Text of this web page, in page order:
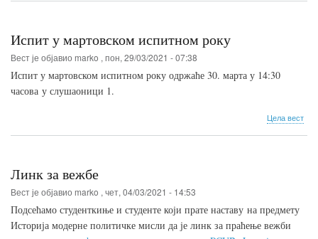
Испит у мартовском испитном року
Вест је објавио marko , пон, 29/03/2021 - 07:38
Испит у мартовском испитном року одржаће 30. марта у 14:30
часова у слушаоници 1.
Цела весто
Линк за вежбе
Вест је објавио marko ,чет, 04/03/2021 - 14:53
Подсећамо студенткиње и студенте који прате наставу на предмету
Историја модерне политичке мисли да је линк за праћење вежби